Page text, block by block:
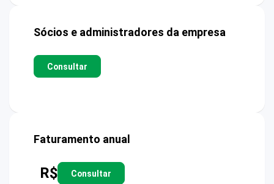
Sócios e administradores da empresa
Consultar
Faturamento anual
R$ Consultar